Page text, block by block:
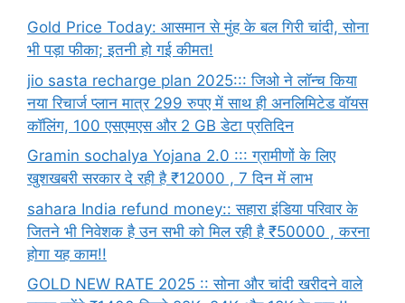
Gold Price Today: आसमान से मुंह के बल गिरी चांदी, सोना
भी पड़ा फीका; इतनी हो गई कीमत!
jio sasta recharge plan 2025::: जिओ ने लॉन्च किया
नया रिचार्ज प्लान मात्र 299 रुपए में साथ ही अनलिमिटेड वॉयस
कॉलिंग, 100 एसएमएस और 2 GB डेटा प्रतिदिन
Gramin sochalya Yojana 2.0 ::: ग्रामीणों के लिए
खुशखबरी सरकार दे रही है ₹12000 , 7 दिन में लाभ
sahara India refund money:: सहारा इंडिया परिवार के
जितने भी निवेशक है उन सभी को मिल रही है ₹50000 , करना
होगा यह काम!!
GOLD NEW RATE 2025 :: सोना और चांदी खरीदने वाले